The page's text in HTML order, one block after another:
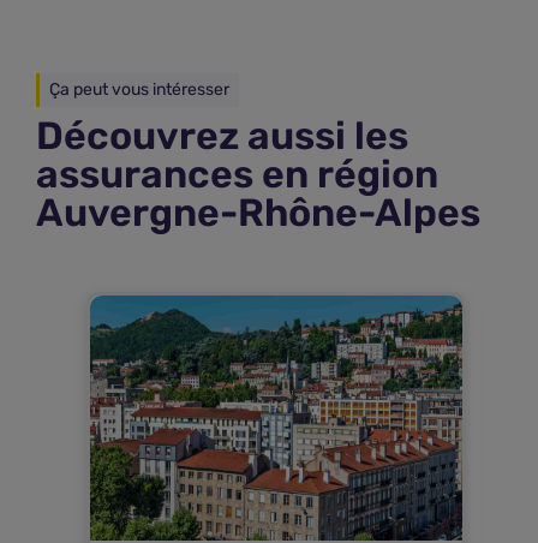
Ça peut vous intéresser
Découvrez aussi les
assurances en région
Auvergne-Rhône-Alpes